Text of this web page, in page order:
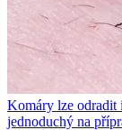
Komáry lze odradit
jednoduchý na